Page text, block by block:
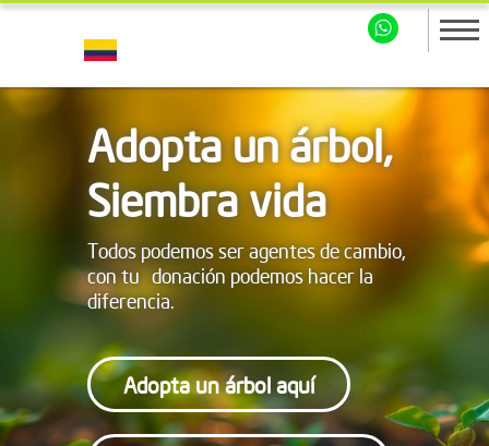
Adopta un árbol,
Siembra vida
Todos podemos ser agentes de cambio,
con tu donación podemos hacer la
diferencia.
Adopta un árbol aquí